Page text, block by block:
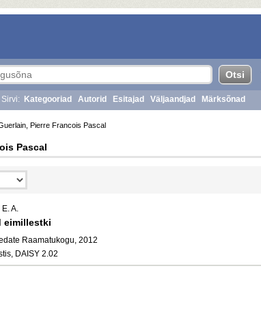
Sirvi: Kategooriad Autorid Esitajad Väljaandjad Märksõnad
Pierre Francois Pascal
Pascal
A.
eimillestki
Raamatukogu, 2012
DAISY 2.02